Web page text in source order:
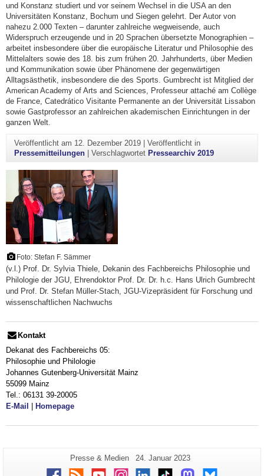
und Konstanz studiert und vor seinem Wechsel in die USA an den
Universitäten Konstanz, Bochum und Siegen gelehrt. Der Autor von
nahezu 2.000 Texten – darunter zahlreiche wegweisende, auch
Widerspruch erzeugende und in 20 Sprachen übersetzte Monographien –
arbeitet insbesondere über die europäische Literatur und Philosophie des
Mittelalters sowie des 18. bis zum frühen 20. Jahrhunderts, über Medien
und Kommunikation sowie über Phänomene der gegenwärtigen
Alltagsästhetik, insbesondere die des Sports. Gumbrecht ist Mitglied der
American Academy of Arts and Sciences, Professeur attaché am Collège
de France, Catedrático Visitante Permanente an der Universität Lissabon
sowie Gastprofessor an zahlreichen akademischen Einrichtungen in der
ganzen Welt.
Veröffentlicht am 12. Dezember 2019| Veröffentlicht in
Pressemitteilungen| Verschlagwortet Pressearchiv 2019
Foto: Stefan F. Sämmer
(v.l.) Prof. Dr. Sylvia Thiele, Dekanin des Fachbereichs Philosophie und
Philologie der JGU, Ehrendoktor Prof. Dr. Dr. h.c. Hans Ulrich Gumbrecht
und Prof. Dr. Stefan Müller-Stach, JGU-Vizepräsident für Forschung und
wissenschaftlichen Nachwuchs
Kontakt
Dekanat des Fachbereichs 05:
Philosophie und Philologie
Johannes Gutenberg-Universität Mainz
55099 Mainz
Tel.: 06131 39-20005
E-Mail
Homepage
Zusätzliche
Informationen
Seiten-
Name:
Presse & Medien
Letzte
Aktualisierung:
24. Januar 2023
Facebook
RSS YoutubeInstagram
LinkedInTikTokMastodonBluesky